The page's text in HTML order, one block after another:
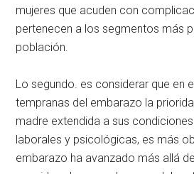
mujeres que acuden con
pertenecen a los segmentos más
población.
Lo segundo. es considerar que en
tempranas del embarazo la
madre extendida a sus
laborales y psicológicas, es más
embarazo ha avanzado más allá